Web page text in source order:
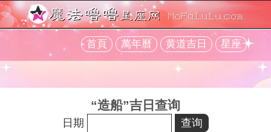
首頁 萬年曆 黄道吉日 星座
“造船”吉日查询
日期